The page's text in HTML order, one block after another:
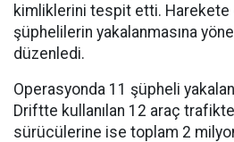
kimliklerini tespit etti. Harekete
şüphelilerin yakalanmasına
düzenledi.
Operasyonda 11 şüpheli
Driftte kullanılan 12 araç
sürücülerine ise toplam 2